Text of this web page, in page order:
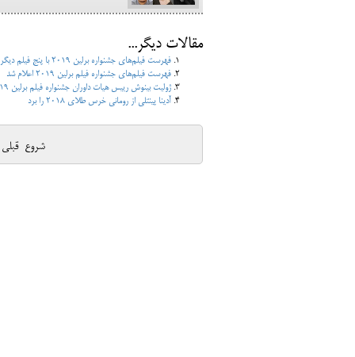
مقالات دیگر...
فهرست فیلم‌های جشنواره برلین 2019 با پنج فیلم دیگر کامل شد؛ فیلم‌های ژانگ ییمو و آدام مک‌کی نیز اضافه شدند
فهرست فیلم‌های جشنواره فیلم برلین 2019 اعلام شد
ژولیت بینوش رییس هیات داوران جشنواره فیلم برلین 2019 شد
آدینا پینتلی از رومانی خرس طلای 2018 را برد
شروع قبلی